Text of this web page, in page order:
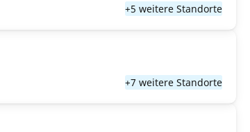
+5 weitere Standorte
+7 weitere Standorte